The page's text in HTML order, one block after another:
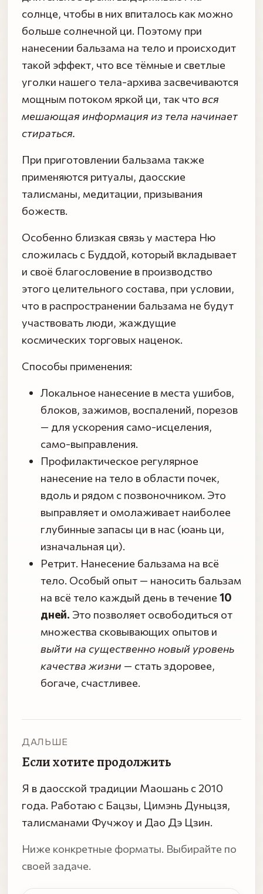
солнце, чтобы в них впиталось как можно
больше солнечной ци. Поэтому при
нанесении бальзама на тело и происходит
такой эффект, что все тёмные и светлые
уголки нашего тела-архива засвечиваются
мощным потоком яркой ци, так что вся
мешающая информация из тела начинает
стираться.
При приготовлении бальзама также
применяются ритуалы, даосские
талисманы, медитации, призывания
божеств.
Особенно близкая связь у мастера Ню
сложилась с Буддой, который вкладывает
и своё благословение в производство
этого целительного состава, при условии,
что в распространении бальзама не будут
участвовать люди, жаждущие
космических торговых наценок.
Способы применения:
Локальное нанесение в места ушибов,
блоков, зажимов, воспалений, порезов
— для ускорения само-исцеления,
само-выправления.
Профилактическое регулярное
нанесение на тело в области почек,
вдоль и рядом с позвоночником. Это
выправляет и омолаживает наиболее
глубинные запасы ци в нас (юань ци,
изначальная ци).
Ретрит. Нанесение бальзама на всё
тело. Особый опыт — наносить бальзам
на всё тело каждый день в течение 10
дней. Это позволяет освободиться от
множества сковывающих опытов и
выйти на существенно новый уровень
качества жизни — стать здоровее,
богаче, счастливее.
ДАЛЬШЕ
Если хотите продолжить
Я в даосской традиции Маошань с 2010
года. Работаю с Бацзы, Цимэнь Дуньцзя,
талисманами Фучжоу и Дао Дэ Цзин.
Ниже конкретные форматы. Выбирайте по
своей задаче.